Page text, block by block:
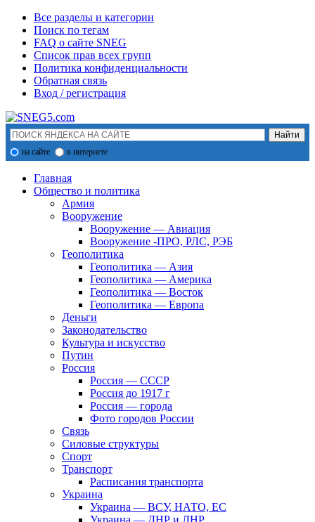
Все разделы и категории
Поиск по тегам
FAQ о сайте SNEG
Список прав всех групп
Политика конфиденциальности
Обратная связь
Вход / регистрация
на сайте в интернете
Главная
Общество и политика
Армия
Вооружение
Вооружение — Авиация
Вооружение -ПРО, РЛС, РЭБ
Геополитика
Геополитика — Азия
Геополитика — Америка
Геополитика — Восток
Геополитика — Европа
Деньги
Законодательство
Культура и искусство
Путин
Россия
Россия — СССР
Россия до 1917 г
Россия — города
Фото городов России
Связь
Силовые структуры
Спорт
Транспорт
Расписания транспорта
Украина
Украина — ВСУ, НАТО, ЕС
Украина — ДНР и ЛНР